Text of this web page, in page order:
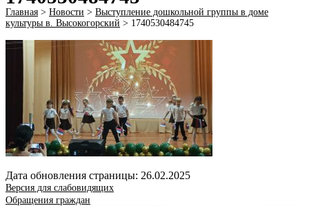
Главная > Новости > Выступление дошкольной группы в доме
культуры в. Высокогорский > 1740530484745
Дата обновления страницы: 26.02.2025
Версия для слабовидящих
Обращения граждан